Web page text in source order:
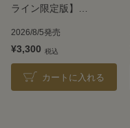
ライン限定版】
2026
2026/8/5発売
¥3,300
カートに入れる